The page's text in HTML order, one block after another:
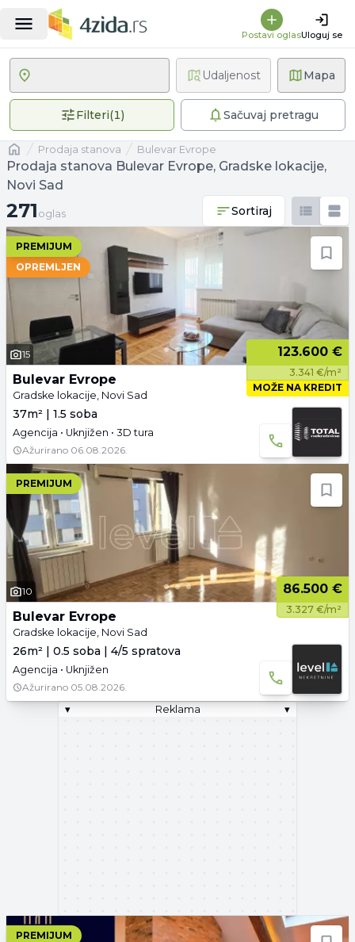
Postavi oglasUloguj se
Mapa
Filteri(1)1 primenjen filterSačuvaj pretragu
Udaljenost
Naslovnaprodaja stanova Bulevar Evrope
Prodaja stanova Bulevar Evrope, Gradske lokacije,
Novi Sad
271 oglas
271 oglas Sortiraj
PREMIJUM
OPREMLJEN
15 123.600 €
3.341 €/m²
MOŽE NA KREDIT
Bulevar Evrope
Gradske lokacije, Novi Sad
37m² | 1.5 soba
Agencija • Uknjižen • 3D tura
Ažurirano 06.08.2026.
PREMIJUM
10 86.500 €
3.327 €/m²
Bulevar Evrope
Gradske lokacije, Novi Sad
26m² | 0.5 soba | 4/5 spratova
Agencija • Uknjižen
Ažurirano 05.08.2026.
▾
Reklama ▾
PREMIJUM